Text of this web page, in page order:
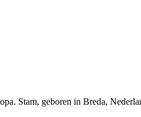
Stam, geboren in Breda,